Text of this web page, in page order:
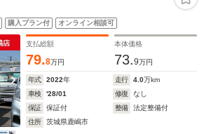
購入プラン付 オンライン相談可
支払総額
79.8万円
本体価格
73.9万円
年式 2022年 走行 4.0万km
車検
'28/01 修復
なし
保証
保証付 整備
法定整備付
住所
茨城県鹿嶋市